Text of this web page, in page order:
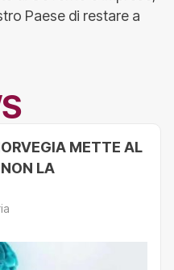
Paese di restare a
METTE AL
LA